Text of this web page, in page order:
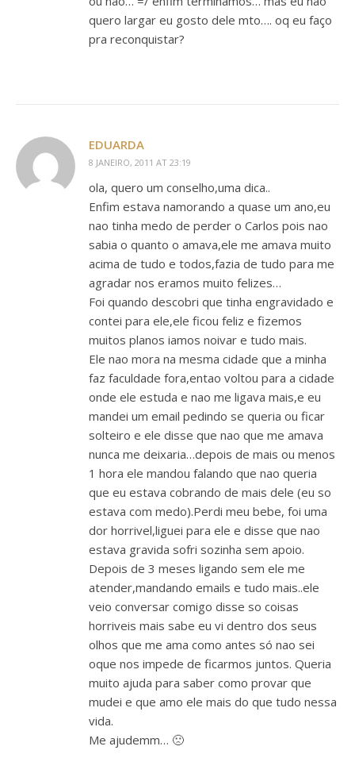
quero largar eu gosto dele mto…. oq eu faço
pra reconquistar?
EDUARDA
8 JANEIRO, 2011 AT 23:19
ola, quero um conselho,uma dica..
Enfim estava namorando a quase um ano,eu
nao tinha medo de perder o Carlos pois nao
sabia o quanto o amava,ele me amava muito
acima de tudo e todos,fazia de tudo para me
agradar nos eramos muito felizes…
Foi quando descobri que tinha engravidado e
contei para ele,ele ficou feliz e fizemos
muitos planos iamos noivar e tudo mais.
Ele nao mora na mesma cidade que a minha
faz faculdade fora,entao voltou para a cidade
onde ele estuda e nao me ligava mais,e eu
mandei um email pedindo se queria ou ficar
solteiro e ele disse que nao que me amava
nunca me deixaria…depois de mais ou menos
1 hora ele mandou falando que nao queria
que eu estava cobrando de mais dele (eu so
estava com medo).Perdi meu bebe, foi uma
dor horrivel,liguei para ele e disse que nao
estava gravida sofri sozinha sem apoio.
Depois de 3 meses ligando sem ele me
atender,mandando emails e tudo mais..ele
veio conversar comigo disse so coisas
horriveis mais sabe eu vi dentro dos seus
olhos que me ama como antes só nao sei
oque nos impede de ficarmos juntos. Queria
muito ajuda para saber como provar que
mudei e que amo ele mais do que tudo nessa
vida.
Me ajudemm… 🙁